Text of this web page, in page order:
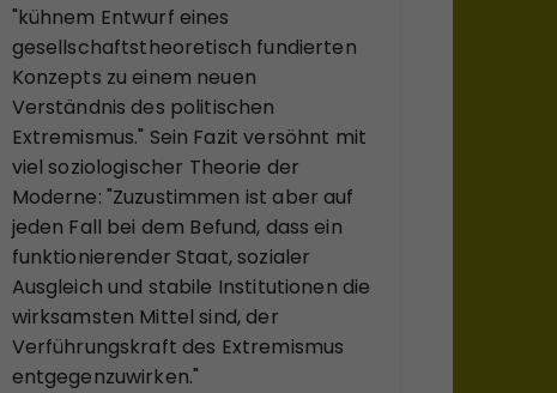
"kühnem Entwurf eines
gesellschaftstheoretisch fundierten
Konzepts zu einem neuen
Verständnis des politischen
Extremismus." Sein Fazit versöhnt mit
viel soziologischer Theorie der
Moderne: "Zuzustimmen ist aber auf
jeden Fall bei dem Befund, dass ein
funktionierender Staat, sozialer
Ausgleich und stabile Institutionen die
wirksamsten Mittel sind, der
Verführungskraft des Extremismus
entgegenzuwirken."